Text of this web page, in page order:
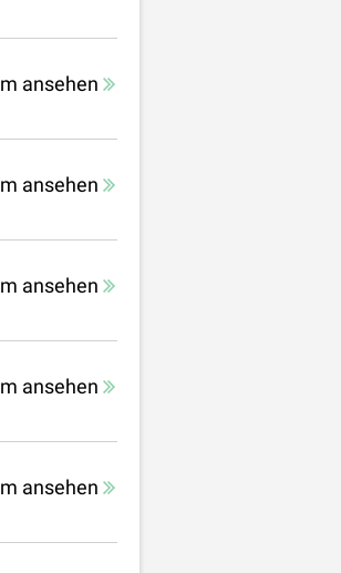
ansehen
ansehen
ansehen
ansehen
ansehen